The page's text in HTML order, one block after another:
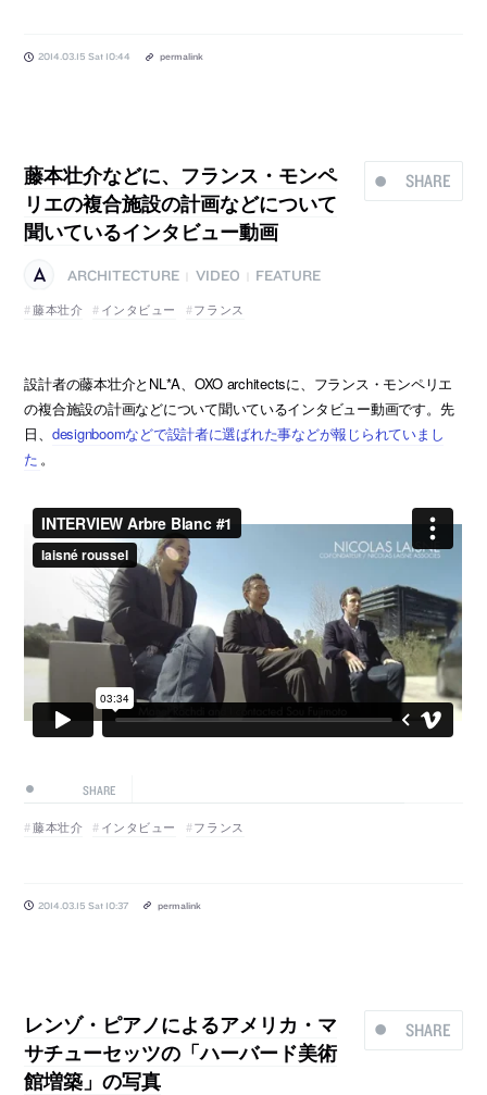
2014.03.15 Sat 10:44 permalink
SHARE
藤本壮介などに、フランス・モンペ
リエの複合施設の計画などについて
聞いているインタビュー動画
ARCHITECTURE VIDEO
FEATURE
藤本壮介
インタビュー フランス
設計者の藤本壮介とNL*A、OXO architectsに、フランス・モンペリエ
の複合施設の計画などについて聞いているインタビュー動画です。先
日、 designboomなどで設計者に選ばれた事などが報じられていまし
た 。
SHARE
藤本壮介 インタビュー フランス
2014.03.15 Sat 10:37 permalink
SHARE
レンゾ・ピアノによるアメリカ・マ
サチューセッツの「ハーバード美術
館増築」の写真